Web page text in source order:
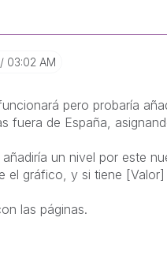
03:02 AM
pero probaría
fuera de España,
un nivel por este
el gráfico, y si tiene
las páginas.